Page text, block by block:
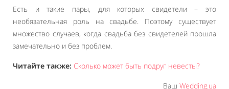
Есть и такие пары, для которых свидетели – это
необязательная роль на свадьбе. Поэтому существует
множество случаев, когда свадьба без свидетелей прошла
замечательно и без проблем.
Читайте также: Сколько может быть подруг невесты?
Ваш Wedding.ua